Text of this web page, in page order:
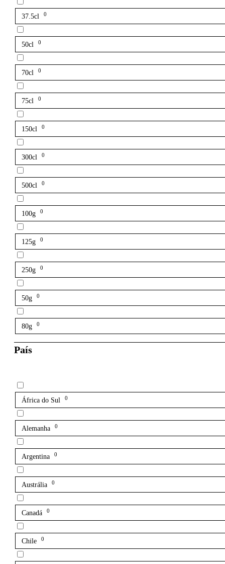
37.5cl 0
50cl 0
70cl 0
75cl 0
150cl 0
300cl 0
500cl 0
100g 0
125g 0
250g 0
50g 0
80g 0
País
África do Sul 0
Alemanha 0
Argentina 0
Austrália 0
Canadá 0
Chile 0